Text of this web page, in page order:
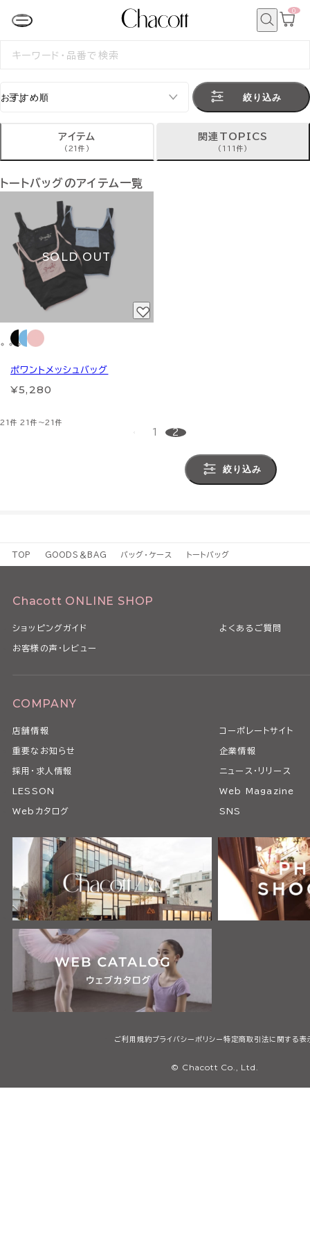
カ
0
検
絞り込み
アイテム
(21件)
関連TOPICS
(111件)
トートバッグのアイテム一覧
SOLD OUT
ポワントメッシュバッグ
¥5,280
21件 21件～21件
1 2
絞り込み
TOP GOODS＆BAG バッグ・ケース トートバッグ
Chacott ONLINE SHOP
ショッピングガイド よくあるご質問
お客様の声・レビュー
COMPANY
店舗情報 コーポレートサイト
重要なお知らせ 企業情報
採用・求人情報 ニュース・リリース
LESSON Web Magazine
Webカタログ SNS
ご利用規約プライバシーポリシー特定商取引法に関する表
© Chacott Co., Ltd.